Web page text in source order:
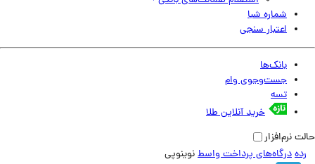
شماره شبا
اعتبار سنجی
بانک‌ها
جست‌وجوی وام
تسه
خرید آنلاین طلا
درگاه‌های پرداخت واسطنوینوپی